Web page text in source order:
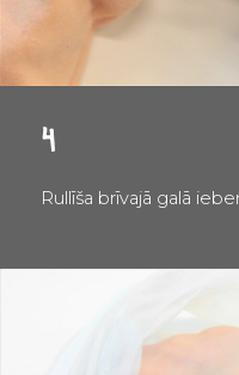
4
Rullīša brīvajā galā